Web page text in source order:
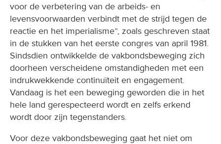
voor de verbetering van de arbeids- en
levensvoorwaarden verbindt met de strijd tegen de
reactie en het imperialisme”, zoals geschreven staat
in de stukken van het eerste congres van april 1981.
Sindsdien ontwikkelde de vakbondsbeweging zich
doorheen verscheidene omstandigheden met een
indrukwekkende continuïteit en engagement.
Vandaag is het een beweging geworden die in het
hele land gerespecteerd wordt en zelfs erkend
wordt door zijn tegenstanders.
Voor deze vakbondsbeweging gaat het niet om